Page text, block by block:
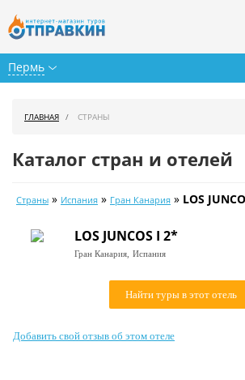
Пермь
Календарь туров
Цены дня
О нас
ГЛАВНАЯ СТРАНЫ
Каталог стран и отелей
Страны » Испания » Гран Канария » LOS
LOS JUNCOS I 2*
Гран Канария, Испания
Найти туры в этот отель
Добавить свой отзыв об этом отеле